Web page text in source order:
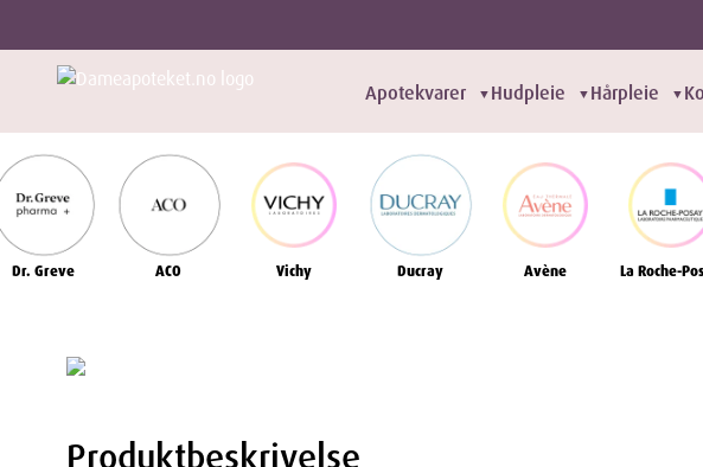
Apotekvarer ▼ Hudpleie ▼ Hårpleie ▼
Dr. Greve ACO Vichy Ducray Avène La Roche-
Produktbeskrivelse